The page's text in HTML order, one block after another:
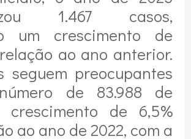
1.467 casos,
um crescimento de
ao ano anterior.
seguem preocupantes
de 83.988 de
crescimento de 6,5%
ao ano de 2022, com a